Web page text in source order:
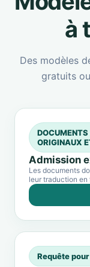
à
Des modèles
gratuits
DOCUMENTS
ORIGINAUX
Admission
Les documents
leur traduction
Requête